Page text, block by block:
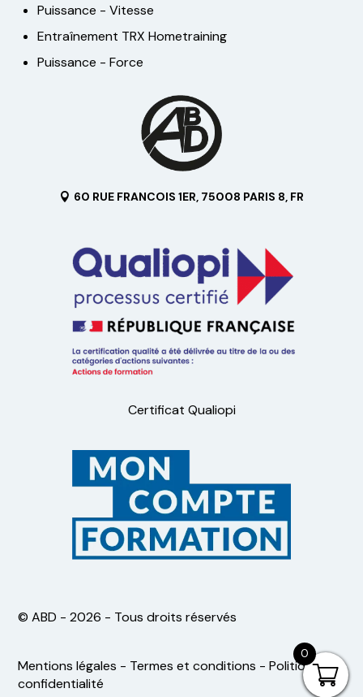
Puissance - Vitesse
Entraînement TRX Hometraining
Puissance - Force
60 RUE FRANCOIS 1ER, 75008 PARIS 8, FR
Certificat Qualiopi
©️ ABD - 2026 - Tous droits réservés
Mentions légales - Termes et conditions -Politique de
confidentialité
0